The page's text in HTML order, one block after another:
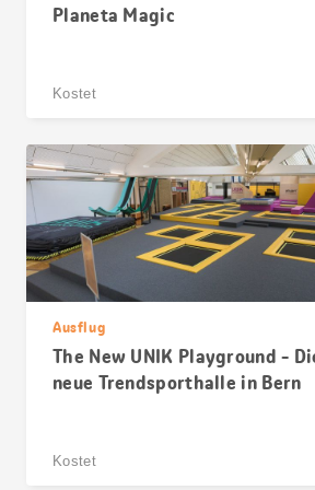
Planeta Magic
Kostet
Ausflug
The New UNIK Playground -
neue Trendsporthalle in Bern
Kostet